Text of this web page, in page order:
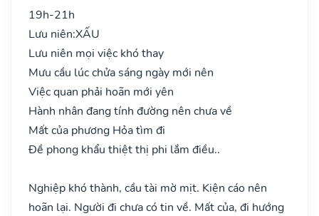
19h-21h
Lưu niên:XẤU
Lưu niên mọi việc khó thay
Mưu cầu lúc chửa sáng ngày mới nên
Việc quan phải hoãn mới yên
Hành nhân đang tính đường nên chưa về
Mất của phương Hỏa tìm đi
Đề phong khẩu thiệt thị phi lắm điều..
Nghiệp khó thành, cầu tài mờ mịt. Kiện cáo nên
hoãn lại. Người đi chưa có tin về. Mất của, đi hướng